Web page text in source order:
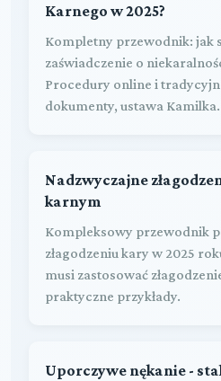
Karnego w 2025?
Kompletny przewodnik: jak
zaświadczenie o
Procedury online i
dokumenty, ustawa Kamilka.
Nadzwyczajne
karnym
Kompleksowy przewodnik
złagodzeniu kary w 2025
musi zastosować
praktyczne przykłady.
Uporczywe nękanie -